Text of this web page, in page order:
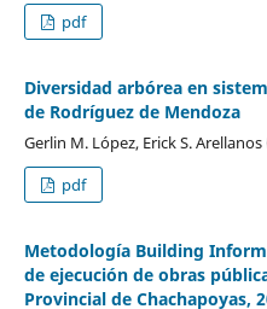
pdf
Diversidad arbórea en
de Rodríguez de Mendoza
Gerlin M. López, Erick S.
pdf
Metodología Building
de ejecución de obras
Provincial de Chachapoyas,